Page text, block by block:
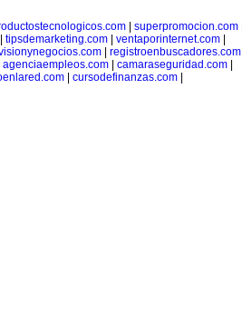
| superpromocion.com|
tipsdemarketing.com ventaporinternet.com
registroenbuscadores.com
agenciaempleos.com| camaraseguridad.com|
| cursodefinanzas.com|